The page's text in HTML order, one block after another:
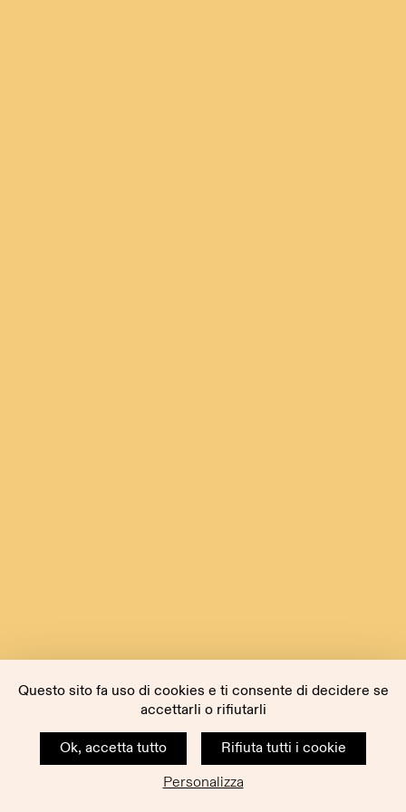
Questo sito fa uso di cookies e ti consente di decidere se
accettarli o rifiutarli
Ok, accetta tutto
Rifiuta tutti i cookie
Personalizza